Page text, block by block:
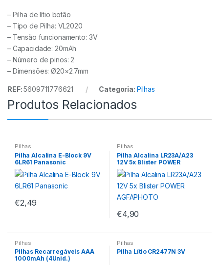
– Pilha de lítio botão
– Tipo de Pilha: VL2020
– Tensão funcionamento: 3V
– Capacidade: 20mAh
– Número de pinos: 2
– Dimensões: Ø20×2.7mm
REF:5609711776621 Categoria: Pilhas
Produtos Relacionados
Pilhas
Pilha Alcalina E-Block 9V
6LR61 Panasonic
€2,49
Pilhas
Pilha Alcalina LR23A/A23
12V 5x Blister POWER
AGFAPHOTO
€4,90
Pilhas
Pilhas Recarregáveis AAA
1000mAh (4Unid.)
Pilhas
Pilha Lítio CR2477N 3V